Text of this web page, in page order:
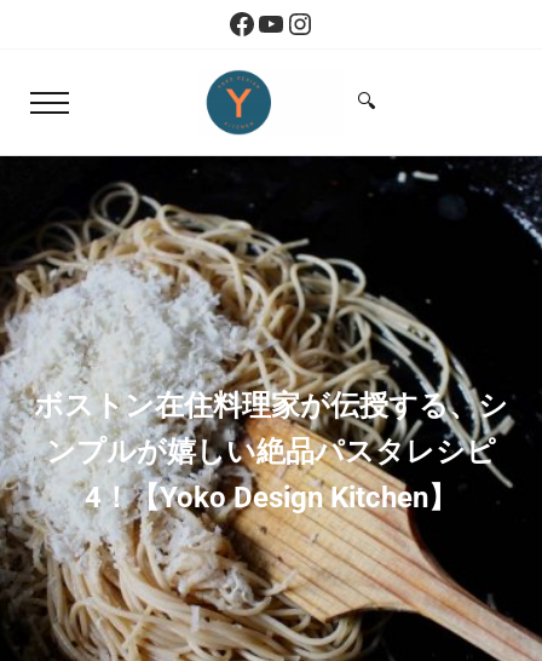
Skip to header right navigationFacebook
YouTube
Instagram
Menu
Yoko Design Kitchen
Search...
🔍
ボストン在住料理家が伝授する、シ
ンプルが嬉しい絶品パスタレシピ
4！【Yoko Design Kitchen】